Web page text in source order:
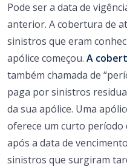
Pode ser a data de
anterior. A cobertura de
sinistros que eram
apólice começou. A
também chamada de
paga por sinistros
da sua apólice. Uma
oferece um curto período
após a data de
sinistros que surgiram